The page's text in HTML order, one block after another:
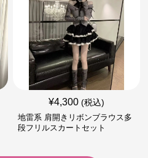
¥4,300 (税込)
地雷系 肩開きリボンブラウス多
段フリルスカートセット